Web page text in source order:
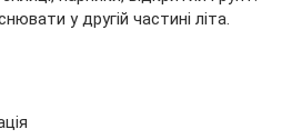
у другій частині літа.